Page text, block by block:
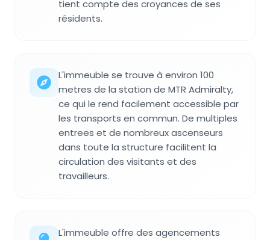
tient compte des croyances de ses
résidents.
L'immeuble se trouve à environ 100
metres de la station de MTR Admiralty,
ce qui le rend facilement accessible par
les transports en commun. De multiples
entrees et de nombreux ascenseurs
dans toute la structure facilitent la
circulation des visitants et des
travailleurs.
L'immeuble offre des agencements